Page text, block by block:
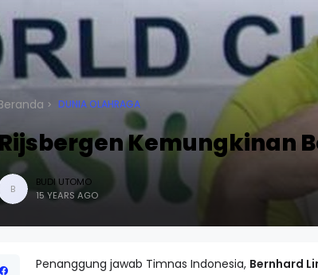
DUNIA OLAHRAGA
Kemungkinan
B
BUDI UTOMO
15 YEARS AGO
Penanggung jawab Timnas Indonesia, Bernhard